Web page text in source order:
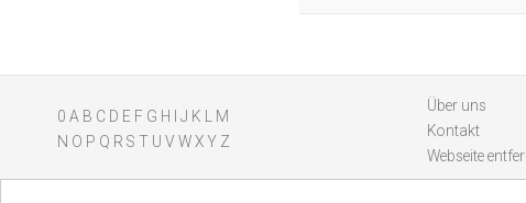
0 A B C D E F G H J K
M
N O P Q R S T U V WXY Z
Über uns
Kontakt
Webseite